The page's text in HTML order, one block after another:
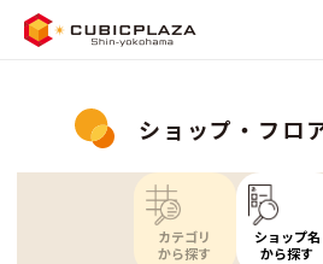
ショップ・フロ
カテゴリ
から探す
ショップ名
から探す